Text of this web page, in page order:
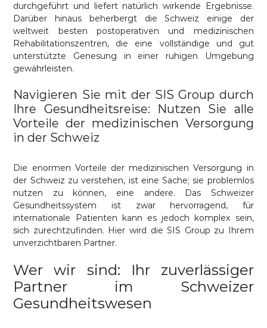
durchgeführt und liefert natürlich wirkende Ergebnisse.
Darüber hinaus beherbergt die Schweiz einige der
weltweit besten postoperativen und medizinischen
Rehabilitationszentren, die eine vollständige und gut
unterstützte Genesung in einer ruhigen Umgebung
gewährleisten.
Navigieren Sie mit der SIS Group durch
Ihre Gesundheitsreise: Nutzen Sie alle
Vorteile der medizinischen Versorgung
in der Schweiz
Die enormen Vorteile der medizinischen Versorgung in
der Schweiz zu verstehen, ist eine Sache; sie problemlos
nutzen zu können, eine andere. Das Schweizer
Gesundheitssystem ist zwar hervorragend, für
internationale Patienten kann es jedoch komplex sein,
sich zurechtzufinden. Hier wird die SIS Group zu Ihrem
unverzichtbaren Partner.
Wer wir sind: Ihr zuverlässiger
Partner im Schweizer
Gesundheitswesen